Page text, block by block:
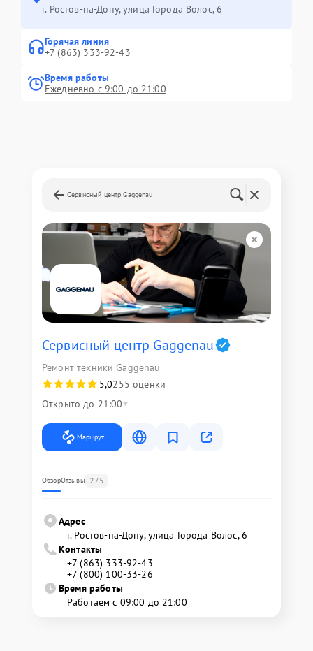
г. Ростов-на-Дону, улица Города Волос, 6
Горячая линия
+7 (863) 333-92-43
Время работы
Ежедневно с 9:00 до 21:00
Сервисный центр Gaggenau
Сервисный центр Gaggenau
Ремонт техники Gaggenau
5,0255 оценки
Открыто до 21:00
Маршрут
ОбзорОтзывы 275
Адрес
г. Ростов-на-Дону, улица Города Волос, 6
Контакты
+7 (863) 333-92-43
+7 (800) 100-33-26
Время работы
Работаем с 09:00 до 21:00